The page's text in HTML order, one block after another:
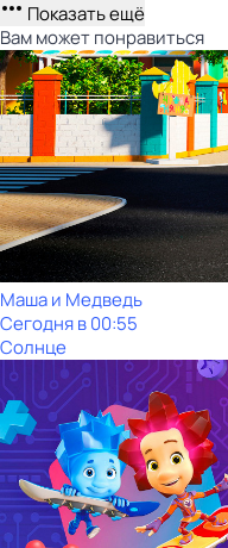
Показать ещё
Вам может понравиться
Маша и Медведь
Сегодня в 00:55
Солнце